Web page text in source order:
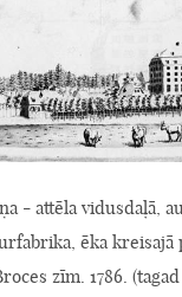
- attēla vidusdaļā,
ēka kreisajā
zīm. 1786.